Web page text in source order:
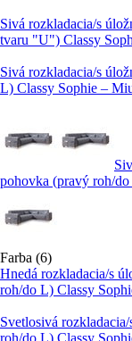
Sivá rozkladacia/s
tvaru "U") Classy
Sivá rozkladacia/s
L) Classy Sophie –
pohovka (pravý roh/
Farba (6)
Hnedá rozkladacia/s
roh/do L) Classy
Svetlosivá
roh/do L) Classy